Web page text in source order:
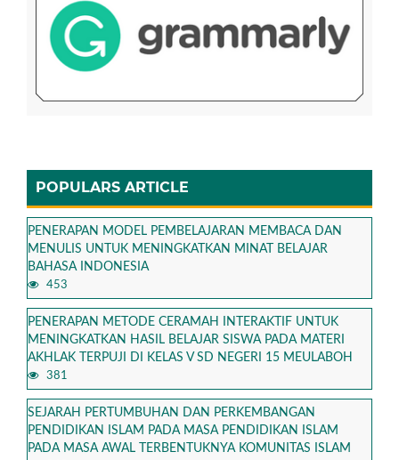
POPULARS ARTICLE
PENERAPAN MODEL PEMBELAJARAN MEMBACA DAN
MENULIS UNTUK MENINGKATKAN MINAT BELAJAR
BAHASA INDONESIA
453
PENERAPAN METODE CERAMAH INTERAKTIF UNTUK
MENINGKATKAN HASIL BELAJAR SISWA PADA MATERI
AKHLAK TERPUJI DI KELAS V SD NEGERI 15 MEULABOH
381
SEJARAH PERTUMBUHAN DAN PERKEMBANGAN
PENDIDIKAN ISLAM PADA MASA PENDIDIKAN ISLAM
PADA MASA AWAL TERBENTUKNYA KOMUNITAS ISLAM